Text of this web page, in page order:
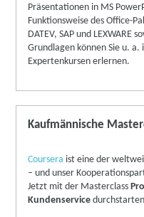
Präsentationen in MS
Funktionsweise des Office-
DATEV, SAP und LEXWARE
Grundlagen können Sie u.
Expertenkursen erlernen.
Kaufmännische
Coursera ist eine der
– und unser
Jetzt mit der Masterclass
Kundenservice